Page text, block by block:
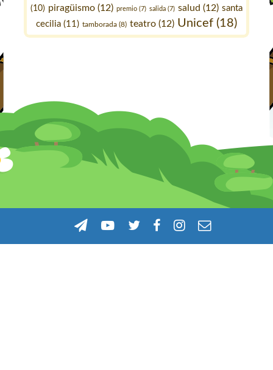
(10) piragüismo (12) premio (7) salida (7) salud (12) santa
cecilia (11) tamborada (8) teatro (12) Unicef (18)